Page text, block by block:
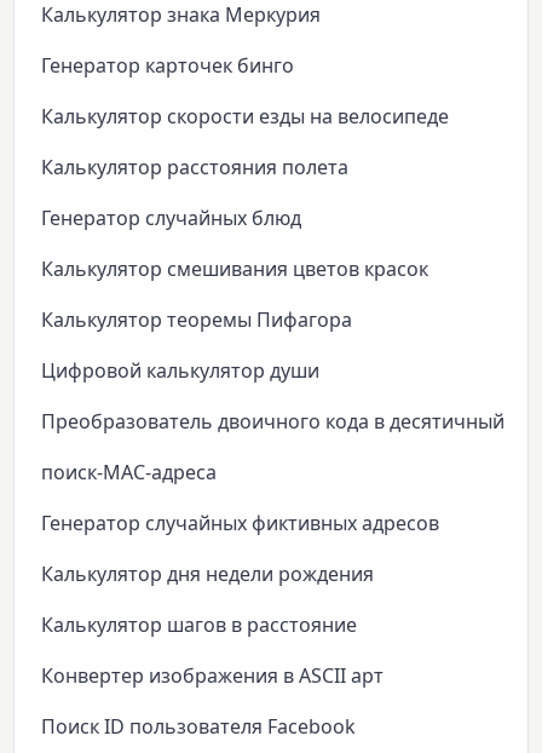
Калькулятор знака Меркурия
Генератор карточек бинго
Калькулятор скорости езды на велосипеде
Калькулятор расстояния полета
Генератор случайных блюд
Калькулятор смешивания цветов красок
Калькулятор теоремы Пифагора
Цифровой калькулятор души
Преобразователь двоичного кода в десятичный
поиск-MAC-адреса
Генератор случайных фиктивных адресов
Калькулятор дня недели рождения
Калькулятор шагов в расстояние
Конвертер изображения в ASCII арт
Поиск ID пользователя Facebook